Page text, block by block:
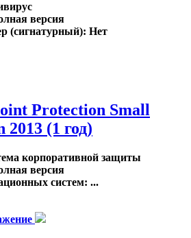
версия
(сигнатурный): Нет
Protection Small
2013 (1 год)
корпоративной защиты
версия
систем: ...